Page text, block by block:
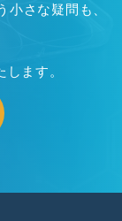
小さな疑問も、
ます。